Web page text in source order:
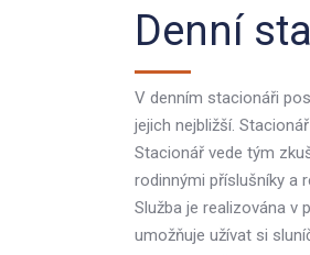
Denní
V denním stacionáři
jejich nejbližší.
Stacionář vede tým
rodinnými příslušníky a
Služba je realizována v
umožňuje užívat si